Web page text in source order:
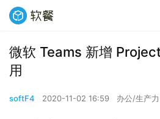
微软 Teams 新增
用
softF4 2020-11-02 16:59 办公/生产力